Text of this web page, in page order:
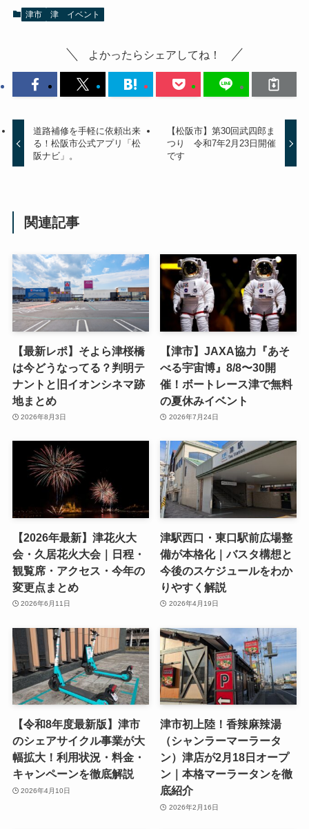
津市 津 イベント
よかったらシェアしてね！
道路補修を手軽に依頼出来
る！松阪市公式アプリ「松
阪ナビ」。
【松阪市】第30回武四郎ま
つり 令和7年2月23日開催
です
関連記事
【最新レポ】そよら津桜橋
は今どうなってる？判明テ
ナントと旧イオンシネマ跡
地まとめ
2026年8月3日
【津市】JAXA協力『あそ
べる宇宙博』8/8〜30開
催！ボートレース津で無料
の夏休みイベント
2026年7月24日
【2026年最新】津花火大
会・久居花火大会｜日程・
観覧席・アクセス・今年の
変更点まとめ
2026年6月11日
津駅西口・東口駅前広場整
備が本格化｜バスタ構想と
今後のスケジュールをわか
りやすく解説
2026年4月19日
【令和8年度最新版】津市
のシェアサイクル事業が大
幅拡大！利用状況・料金・
キャンペーンを徹底解説
2026年4月10日
津市初上陸！香辣麻辣湯
（シャンラーマーラータ
ン）津店が2月18日オープ
ン｜本格マーラータンを徹
底紹介
2026年2月16日